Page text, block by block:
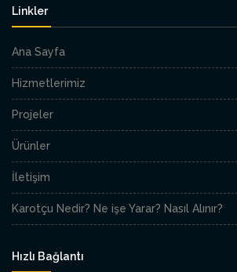
Linkler
Ana Sayfa
Hizmetlerimiz
Projeler
Ürünler
İletişim
Karotçu Nedir? Ne işe Yarar? Nasıl Alınır?
Hızlı Bağlantı